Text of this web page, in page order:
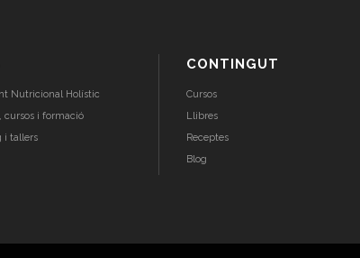
Nutricional Holístic
cursos i formació
i tallers
CONTINGUT
Cursos
Llibres
Receptes
Blog